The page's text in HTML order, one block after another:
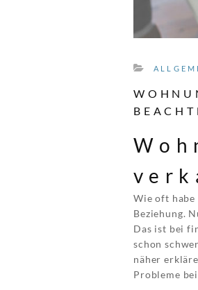
Wie oft habe
Beziehung.
Das ist bei
schon
näher
Probleme